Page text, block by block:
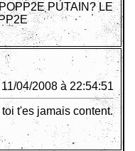
PUTAIN? LE
11/04/2008 à 22:54:51
t'es jamais content.